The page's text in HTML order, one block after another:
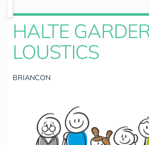
HALTE
LOUSTICS
BRIANCON